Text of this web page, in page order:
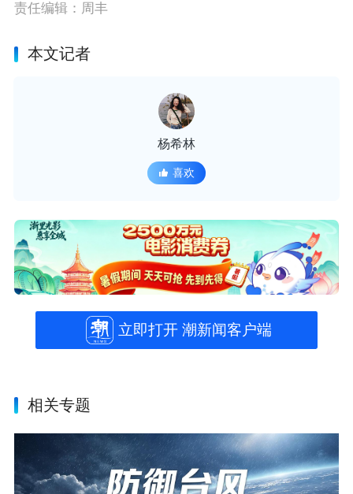
责任编辑：周丰
本文记者
杨希林
喜欢
立即打开 潮新闻客户端
相关专题